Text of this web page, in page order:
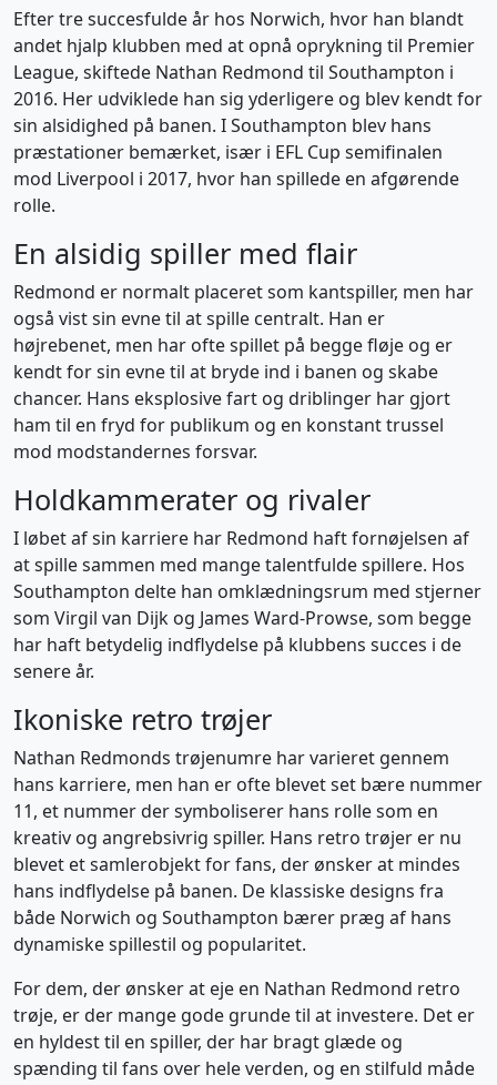
Efter tre succesfulde år hos Norwich, hvor han blandt
andet hjalp klubben med at opnå oprykning til Premier
League, skiftede Nathan Redmond til Southampton i
2016. Her udviklede han sig yderligere og blev kendt for
sin alsidighed på banen. I Southampton blev hans
præstationer bemærket, især i EFL Cup semifinalen
mod Liverpool i 2017, hvor han spillede en afgørende
rolle.
En alsidig spiller med flair
Redmond er normalt placeret som kantspiller, men har
også vist sin evne til at spille centralt. Han er
højrebenet, men har ofte spillet på begge fløje og er
kendt for sin evne til at bryde ind i banen og skabe
chancer. Hans eksplosive fart og driblinger har gjort
ham til en fryd for publikum og en konstant trussel
mod modstandernes forsvar.
Holdkammerater og rivaler
I løbet af sin karriere har Redmond haft fornøjelsen af
at spille sammen med mange talentfulde spillere. Hos
Southampton delte han omklædningsrum med stjerner
som Virgil van Dijk og James Ward-Prowse, som begge
har haft betydelig indflydelse på klubbens succes i de
senere år.
Ikoniske retro trøjer
Nathan Redmonds trøjenumre har varieret gennem
hans karriere, men han er ofte blevet set bære nummer
11, et nummer der symboliserer hans rolle som en
kreativ og angrebsivrig spiller. Hans retro trøjer er nu
blevet et samlerobjekt for fans, der ønsker at mindes
hans indflydelse på banen. De klassiske designs fra
både Norwich og Southampton bærer præg af hans
dynamiske spillestil og popularitet.
For dem, der ønsker at eje en Nathan Redmond retro
trøje, er der mange gode grunde til at investere. Det er
en hyldest til en spiller, der har bragt glæde og
spænding til fans over hele verden, og en stilfuld måde